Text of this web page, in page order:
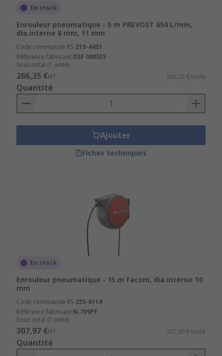
En stock
Enrouleur pneumatique - 5 m PREVOST 650 L/min,
dia.interne 8 mm, 11 mm
Code commande RS 219-4451
Référence fabricant DSF 0805IS
Sous-total (1 unité)
266,35 €HT 266,35 €/unité
Quantité
Ajouter
Fiches techniques
En stock
Enrouleur pneumatique - 15 m Facom, dia.interne 10
mm
Code commande RS 255-6114
Référence fabricant N.709PF
Sous-total (1 unité)
307,97 €HT 307,97 €/unité
Quantité